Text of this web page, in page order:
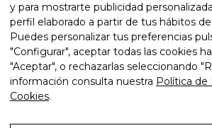
He leído y acepto la política de privacidad
© 2026. My website. By
y para mostrarte publicidad
perfil elaborado a partir de tus hábitos
Puedes personalizar tus preferencias
"Configurar", aceptar todas las cookies
"Aceptar", o rechazarlas seleccionando
información consulta nuestra Política de
Cookies.